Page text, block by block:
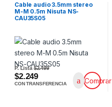
Cable audio 3.5mm stereo
M-M 0.5m Nisuta NS-
CAU35S05
P. Lista$2.499
$2.249
CON TRANSFERENCIA Comprar